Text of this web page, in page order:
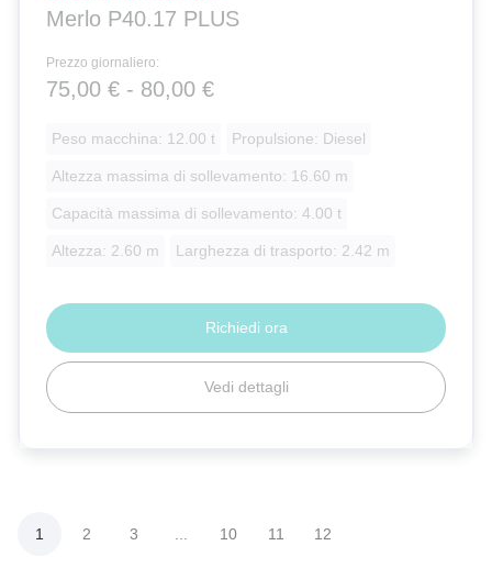
Merlo P40.17 PLUS
Prezzo giornaliero:
75,00 € - 80,00 €
Peso macchina: 12.00 t Propulsione: Diesel
Altezza massima di sollevamento: 16.60 m
Capacità massima di sollevamento: 4.00 t
Altezza: 2.60 m Larghezza di trasporto: 2.42 m
Vedi dettagli
Richiedi ora
1 2 3 10 11 12